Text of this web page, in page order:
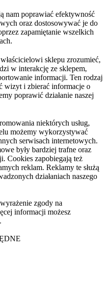
nam poprawiać efektywność
oraz dostosowywać je do
zapamiętanie wszelkich
sklepu zrozumieć,
w interakcję ze sklepem,
informacji. Ten rodzaj
wizyt i zbierać informacje o
poprawić działanie naszej
niektórych usług,
możemy wykorzystywać
serwisach internetowych.
były bardziej trafne oraz
Cookies zapobiegają też
reklam. Reklamy te służą
działaniach naszego
zgody na
informacji możesz